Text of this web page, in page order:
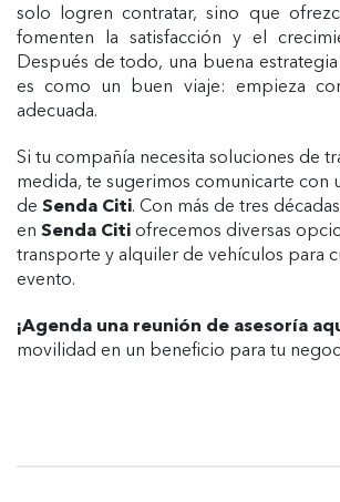
solo logren contratar, sino que
fomenten la satisfacción y el
Después de todo, una buena
es como un buen viaje: empieza
adecuada.
Si tu compañía necesita soluciones de
medida, te sugerimos comunicarte con
de Senda Citi. Con más de tres
en Senda Citi ofrecemos diversas
transporte y alquiler de vehículos para
evento.
¡Agenda una reunión de asesoría
movilidad en un beneficio para tu